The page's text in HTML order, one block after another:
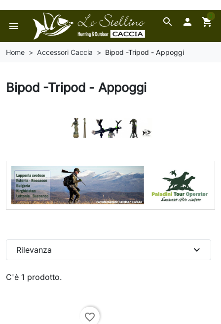
search
menu  shopping_cart
0
Home Accessori Caccia Bipod -Tripod - Appoggi
Bipod -Tripod - Appoggi
C'è 1 prodotto.
Rilevanza expand_more
favorite_border